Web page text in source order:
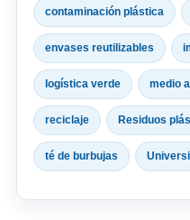
contaminación plástica
envases reutilizables
logística verde medio
reciclaje Residuos
té de burbujas